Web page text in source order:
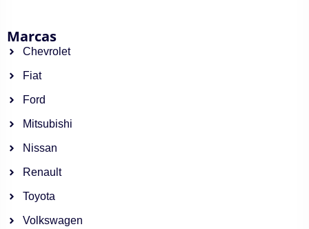
Marcas
Chevrolet
Fiat
Ford
Mitsubishi
Nissan
Renault
Toyota
Volkswagen